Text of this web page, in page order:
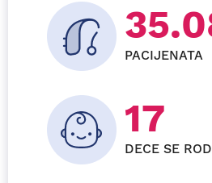
PACIJENATA
26
DECE SE